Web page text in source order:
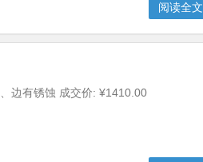
阅读全文
边有锈蚀 成交价: ¥1410.00